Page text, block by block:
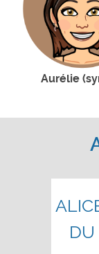
Aurélie
DU